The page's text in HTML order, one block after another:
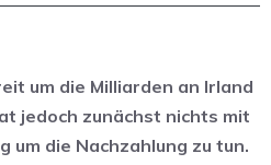
um die Milliarden an Irland
jedoch zunächst nichts mit
um die Nachzahlung zu tun.